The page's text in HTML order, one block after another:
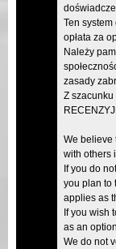
Ten
opłata za
Należy
zasady
Z
We believe
with others
If you do
you plan to
applies as
If you wish
as an
We do not